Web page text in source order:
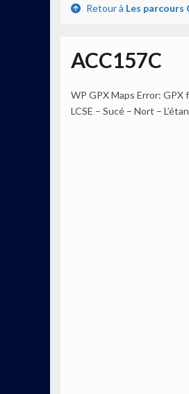
Retour à Les parcours
ACC157C
WP GPX Maps Error:
LCSE – Sucé – Nort –